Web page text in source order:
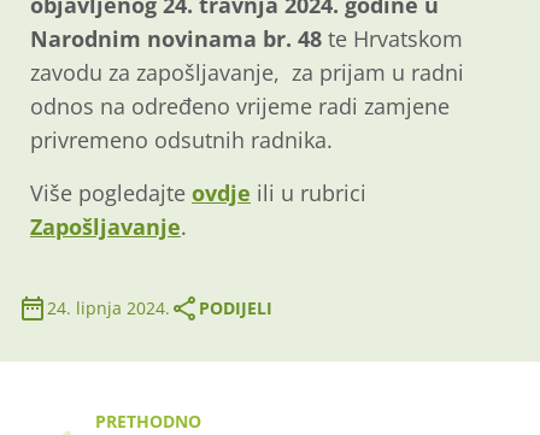
Narodnim novinama br. 48 te Hrvatskom
zavodu za zapošljavanje, za prijam u radni
odnos na određeno vrijeme radi zamjene
privremeno odsutnih radnika.
Više pogledajte ovdje ili u rubrici
Zapošljavanje.
24. lipnja 2024. PODIJELI
PRETHODNO